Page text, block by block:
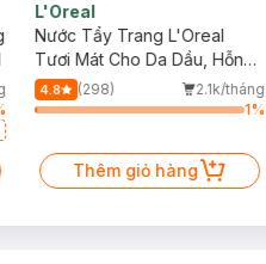
L'Oreal
Nước Tẩy Trang L'Oreal
Tươi Mát Cho Da Dầu, Hỗn
Hợp 400ml
4.8 (298)
2.1k/tháng
1%
Thêm giỏ hàng